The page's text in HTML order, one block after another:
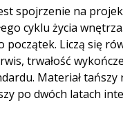
spojrzenie na
cyklu życia
początek. Liczą się
trwałość
Materiał tańszy
po dwóch latach